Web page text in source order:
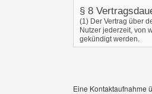
§ 8
(1) Der Vertrag über
Nutzer jederzeit, von
gekündigt werden.
Eine Kontaktaufnahme